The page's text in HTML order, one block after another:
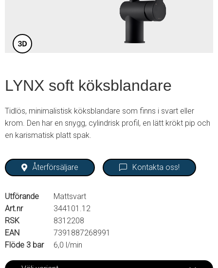
LYNX soft köksblandare
Tidlös, minimalistisk köksblandare som finns i svart eller
krom. Den har en snygg, cylindrisk profil, en lätt krökt pip och
en karismatisk platt spak.
Återförsäljare Kontakta oss!
Utförande
Mattsvart
Art.nr
344101.12
RSK
8312208
EAN
7391887268991
Flöde 3 bar
6,0 l/min